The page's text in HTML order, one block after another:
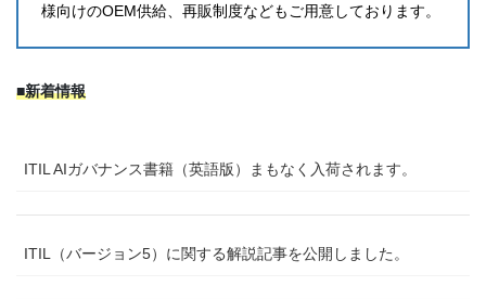
様向けのOEM供給、再販制度などもご用意しております。
■新着情報
ITIL AIガバナンス書籍（英語版）まもなく入荷されます。
ITIL（バージョン5）に関する解説記事を公開しました。